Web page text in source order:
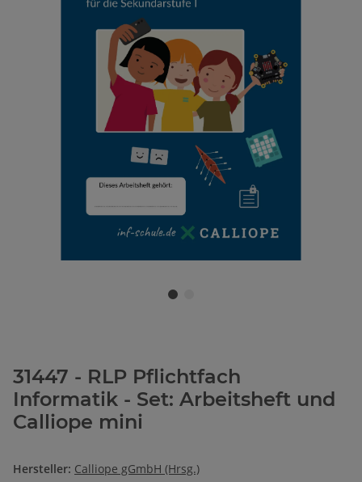
31447 - RLP Pflichtfach
Informatik - Set: Arbeitsheft und
Calliope mini
Hersteller: Calliope gGmbH (Hrsg.)